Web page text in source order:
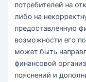
потребителей на
либо на
предоставленную
возможности его
может быть
финансовой
пояснений и